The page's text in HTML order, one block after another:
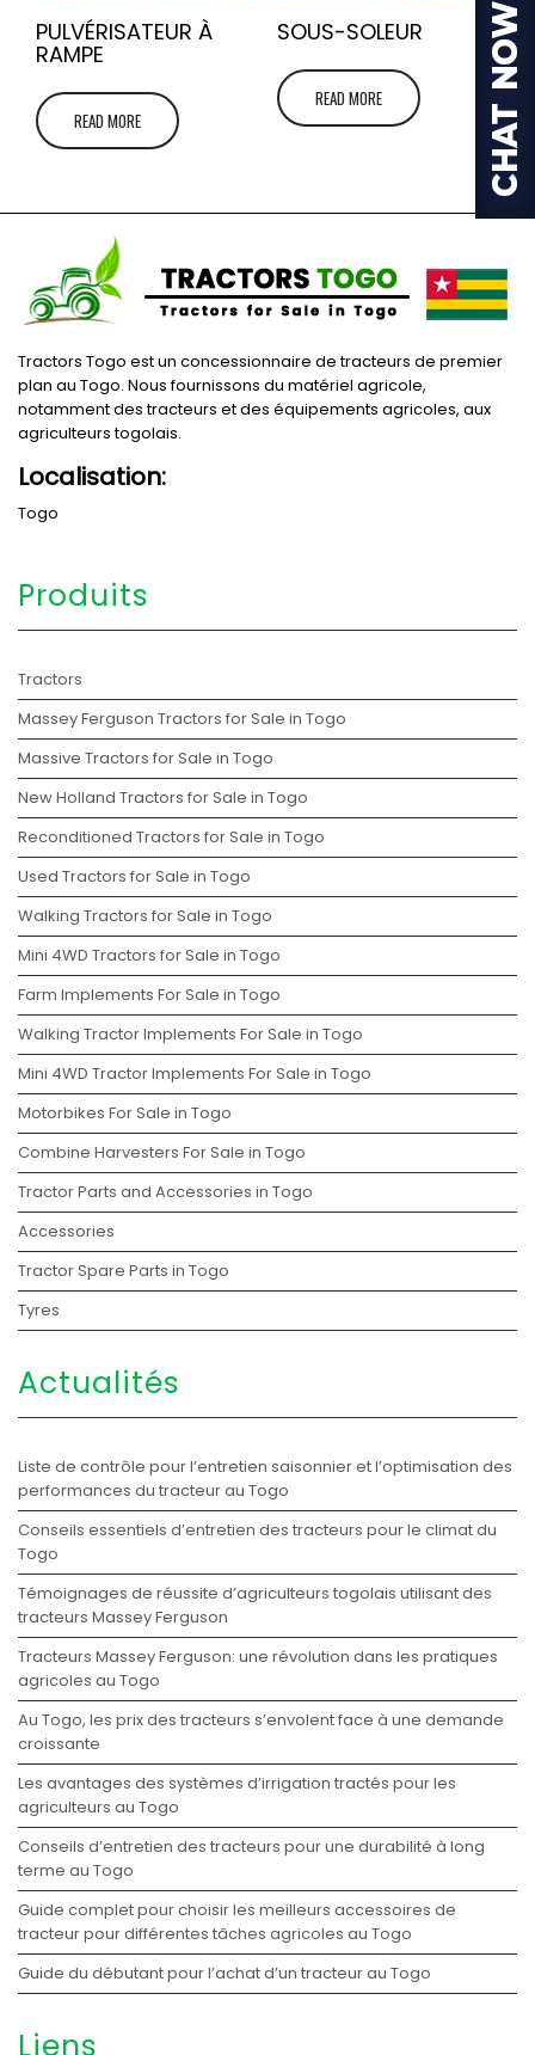
PULVÉRISATEUR À
RAMPE
READ MORE
SOUS-SOLEUR
READ MORE
Tractors Togo est un concessionnaire de tracteurs de premier
plan au Togo. Nous fournissons du matériel agricole,
notamment des tracteurs et des équipements agricoles, aux
agriculteurs togolais.
Localisation:
Togo
Produits
Tractors
Massey Ferguson Tractors for Sale in Togo
Massive Tractors for Sale in Togo
New Holland Tractors for Sale in Togo
Reconditioned Tractors for Sale in Togo
Used Tractors for Sale in Togo
Walking Tractors for Sale in Togo
Mini 4WD Tractors for Sale in Togo
Farm Implements For Sale in Togo
Walking Tractor Implements For Sale in Togo
Mini 4WD Tractor Implements For Sale in Togo
Motorbikes For Sale in Togo
Combine Harvesters For Sale in Togo
Tractor Parts and Accessories in Togo
Accessories
Tractor Spare Parts in Togo
Tyres
Actualités
Liste de contrôle pour l’entretien saisonnier et l’optimisation des
performances du tracteur au Togo
Conseils essentiels d’entretien des tracteurs pour le climat du
Togo
Témoignages de réussite d’agriculteurs togolais utilisant des
tracteurs Massey Ferguson
Tracteurs Massey Ferguson: une révolution dans les pratiques
agricoles au Togo
Au Togo, les prix des tracteurs s’envolent face à une demande
croissante
Les avantages des systèmes d’irrigation tractés pour les
agriculteurs au Togo
Conseils d’entretien des tracteurs pour une durabilité à long
terme au Togo
Guide complet pour choisir les meilleurs accessoires de
tracteur pour différentes tâches agricoles au Togo
Guide du débutant pour l’achat d’un tracteur au Togo
Liens